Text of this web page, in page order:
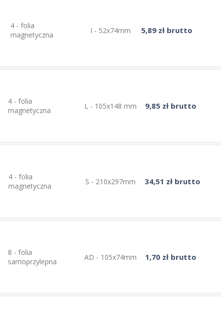
4 - folia
magnetyczna
I - 52x74mm 5,89 zł brutto
4 - folia
magnetyczna
L - 105x148 mm 9,85 zł brutto
4 - folia
magnetyczna
S - 210x297mm 34,51 zł brutto
8 - folia
samoprzylepna
AD - 105x74mm 1,70 zł brutto